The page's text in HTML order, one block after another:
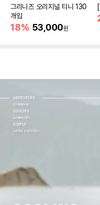
그리니즈 오리지널 티니 130
개입
18% 53,000원